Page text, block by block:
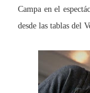
Campa en el
desde las tablas del